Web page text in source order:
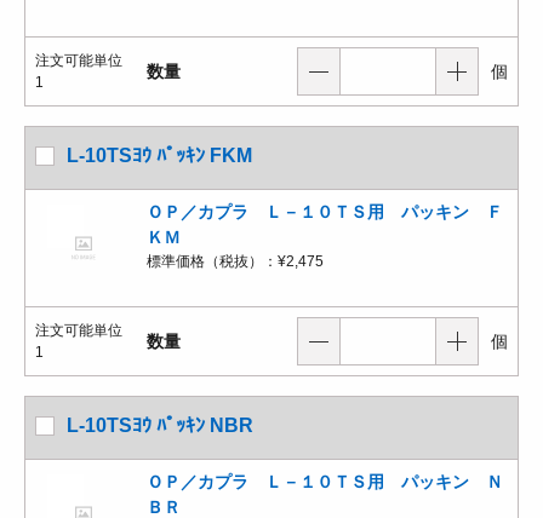
注文可能単位
1
数量 個
L-10TSﾖｳ ﾊﾟｯｷﾝ FKM
ＯＰ／カプラ Ｌ－１０ＴＳ用 パッキン Ｆ
ＫＭ
標準価格（税抜）： ¥2,475
注文可能単位
1
数量 個
L-10TSﾖｳ ﾊﾟｯｷﾝ NBR
ＯＰ／カプラ Ｌ－１０ＴＳ用 パッキン Ｎ
ＢＲ